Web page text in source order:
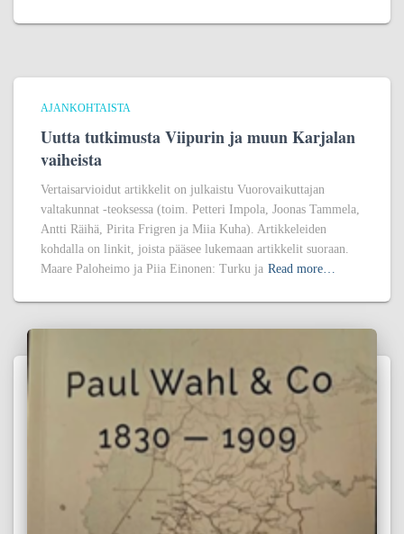
AJANKOHTAISTA
Uutta tutkimusta Viipurin ja muun Karjalan
vaiheista
Vertaisarvioidut artikkelit on julkaistu Vuorovaikuttajan
valtakunnat -teoksessa (toim. Petteri Impola, Joonas Tammela,
Antti Räihä, Pirita Frigren ja Miia Kuha). Artikkeleiden
kohdalla on linkit, joista pääsee lukemaan artikkelit suoraan.
Maare Paloheimo ja Piia Einonen: Turku ja Read more…